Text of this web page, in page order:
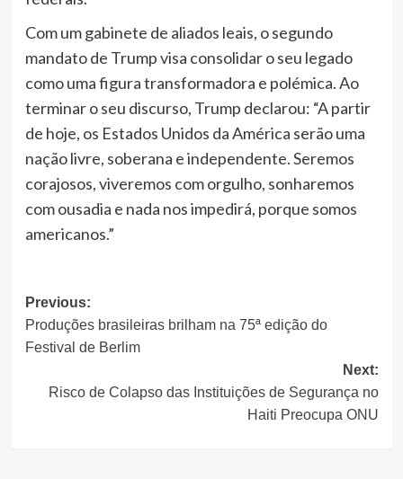
Com um gabinete de aliados leais, o segundo
mandato de Trump visa consolidar o seu legado
como uma figura transformadora e polémica. Ao
terminar o seu discurso, Trump declarou: “A partir
de hoje, os Estados Unidos da América serão uma
nação livre, soberana e independente. Seremos
corajosos, viveremos com orgulho, sonharemos
com ousadia e nada nos impedirá, porque somos
americanos.”
Post
navigation
Previous:
Produções brasileiras brilham na 75ª edição do
Festival de Berlim
Next:
Risco de Colapso das Instituições de Segurança no
Haiti Preocupa ONU